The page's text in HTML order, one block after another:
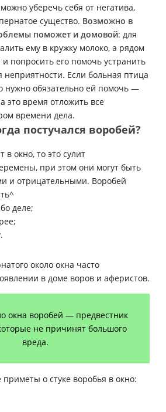
уберечь себя от негатива,
существо. Возможно в
поможет и домовой: для
ему в кружку молоко, а рядом
и попросить его помочь устранить
Если больная птица
нужно обязательно ей помочь —
это время отложить все
времени дела.
постучался воробей?
в окно, то это сулит
при этом они могут быть
и отрицательными. Воробей
деле;
около окна часто
в доме воров и аферистов.
окна воробей — предвестник
не причинят большого
вреда.
приметы о стуке воробья в окно: